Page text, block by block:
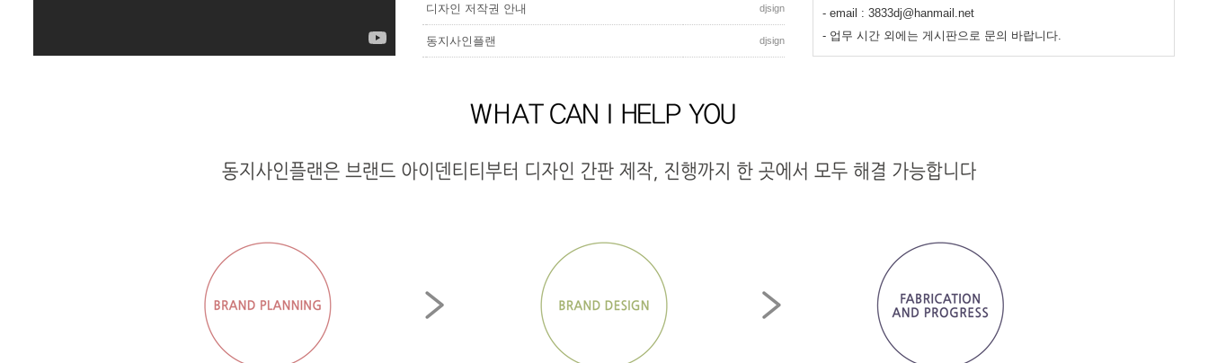
디자인 저작권 안내 djsign
동지사인플랜 djsign
- email : 3833dj@hanmail.net
- 업무 시간 외에는 게시판으로 문의 바랍니다.